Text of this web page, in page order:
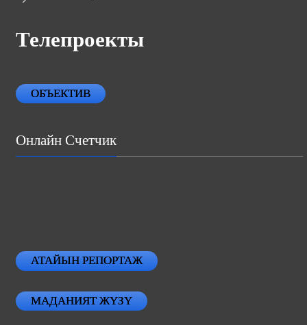
Телепроекты
ОБЪЕКТИВ
Онлайн Счетчик
АТАЙЫН РЕПОРТАЖ
МАДАНИЯТ ЖҮЗҮ